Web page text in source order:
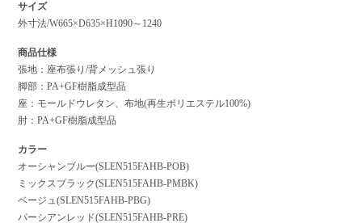
サイズ
外寸法/W665×D635×H1090～1240
商品仕様
張地：座布張り/背メッシュ張り
脚部：PA+GF樹脂成型品
座：モールドウレタン、布地(再生ポリエステル100%)
肘：PA+GF樹脂成型品
カラー
オーシャンブルー(SLEN515FAHB-POB)
ミックスブラック(SLEN515FAHB-PMBK)
ベージュ(SLEN515FAHB-PBG)
パーシアンレッド(SLEN515FAHB-PRE)